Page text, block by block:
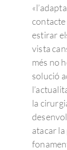
estirar
vista
més no
solució
la
atacar